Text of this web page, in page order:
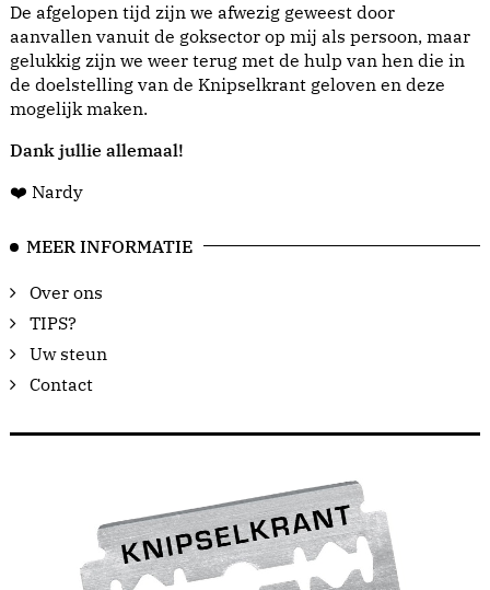
De afgelopen tijd zijn we afwezig geweest door
aanvallen vanuit de goksector op mij als persoon, maar
gelukkig zijn we weer terug met de hulp van hen die in
de doelstelling van de Knipselkrant geloven en deze
mogelijk maken.
Dank jullie allemaal!
❤️ Nardy
MEER INFORMATIE
Over ons
TIPS?
Uw steun
Contact